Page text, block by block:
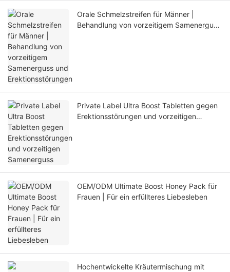
Orale Schmelzstreifen für Männer |
Behandlung von vorzeitigem Samenerguss
Private Label Ultra Boost Tabletten gegen
Erektionsstörungen und vorzeitigen
OEM/ODM Ultimate Boost Honey Pack für
Frauen | Für ein erfüllteres Liebesleben
Hochentwickelte Kräutermischung mit